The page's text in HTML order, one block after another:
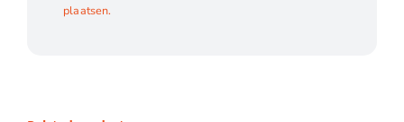
plaatsen.